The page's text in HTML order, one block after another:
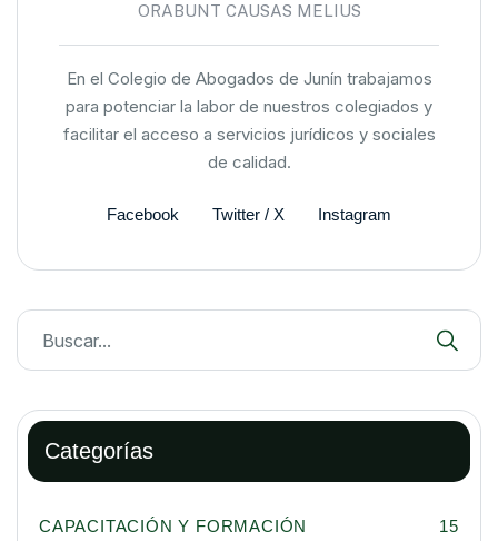
ORABUNT CAUSAS MELIUS
En el Colegio de Abogados de Junín trabajamos
para potenciar la labor de nuestros colegiados y
facilitar el acceso a servicios jurídicos y sociales
de calidad.
Facebook Twitter / X Instagram
Categorías
CAPACITACIÓN Y FORMACIÓN 15